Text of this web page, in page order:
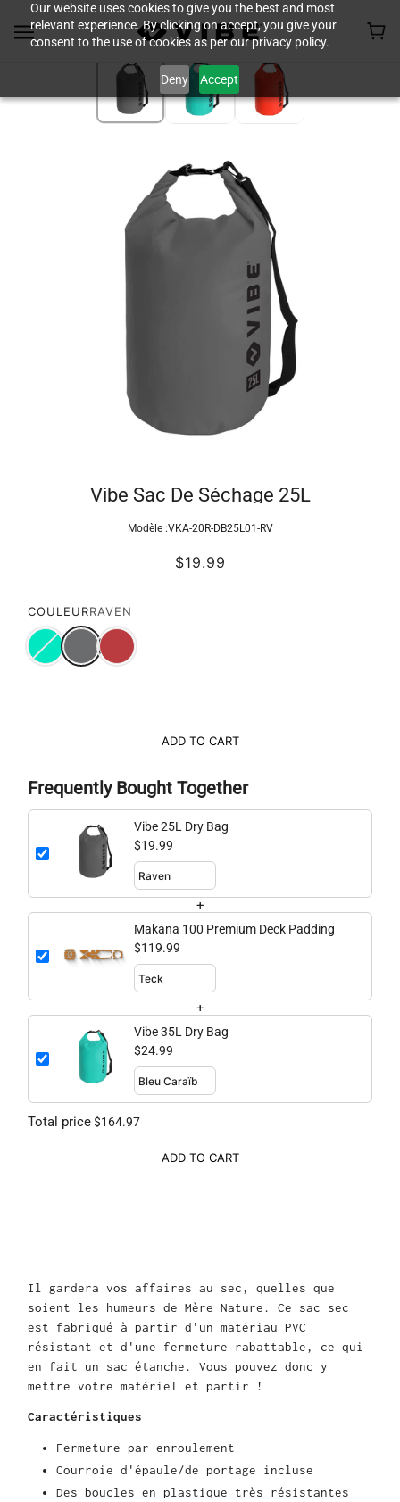
Our website uses cookies to give you the best and most
relevant experience. By clicking on accept, you give your
consent to the use of cookies as per our privacy policy.
Deny Accept
Vibe Sac De Séchage 25L
Modèle :VKA-20R-DB25L01-RV
$19.99
COULEURRAVEN
ADD TO CART
Frequently Bought Together
Vibe 25L Dry Bag
$19.99
+
Makana 100 Premium Deck Padding
$119.99
+
Vibe 35L Dry Bag
$24.99
Total price$164.97
ADD TO CART
Il gardera vos affaires au sec, quelles que
soient les humeurs de Mère Nature. Ce sac sec
est fabriqué à partir d'un matériau PVC
résistant et d'une fermeture rabattable, ce qui
en fait un sac étanche. Vous pouvez donc y
mettre votre matériel et partir !
Caractéristiques
Fermeture par enroulement
Courroie d'épaule/de portage incluse
Des boucles en plastique très résistantes